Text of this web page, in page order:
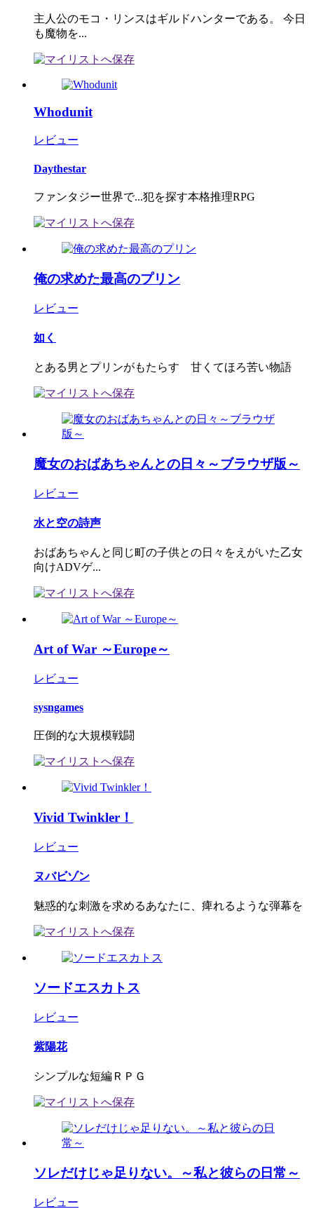
主人公のモコ・リンスはギルドハンターである。 今日
も魔物を...
Whodunit
レビュー
Daythestar
ファンタジー世界で...犯を探す本格推理RPG
俺の求めた最高のプリン
レビュー
如く
とある男とプリンがもたらす 甘くてほろ苦い物語
魔女のおばあちゃんとの日々～ブラウザ版～
レビュー
水と空の詩声
おばあちゃんと同じ町の子供との日々をえがいた乙女
向けADVゲ...
Art of War ～Europe～
レビュー
sysngames
圧倒的な大規模戦闘
Vivid Twinkler！
レビュー
ヌバビゾン
魅惑的な刺激を求めるあなたに、痺れるような弾幕を
ソードエスカトス
レビュー
紫陽花
シンプルな短編ＲＰＧ
ソレだけじゃ足りない。～私と彼らの日常～
レビュー